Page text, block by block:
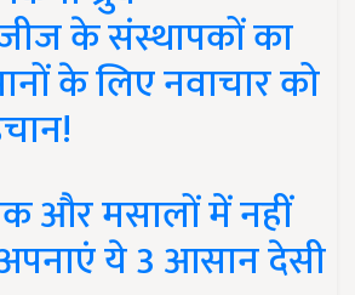
के संस्थापकों का
के लिए नवाचार को
और मसालों में नहीं
ये 3 आसान देसी